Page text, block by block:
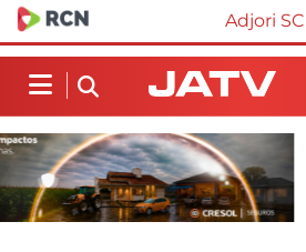
Adjori SC